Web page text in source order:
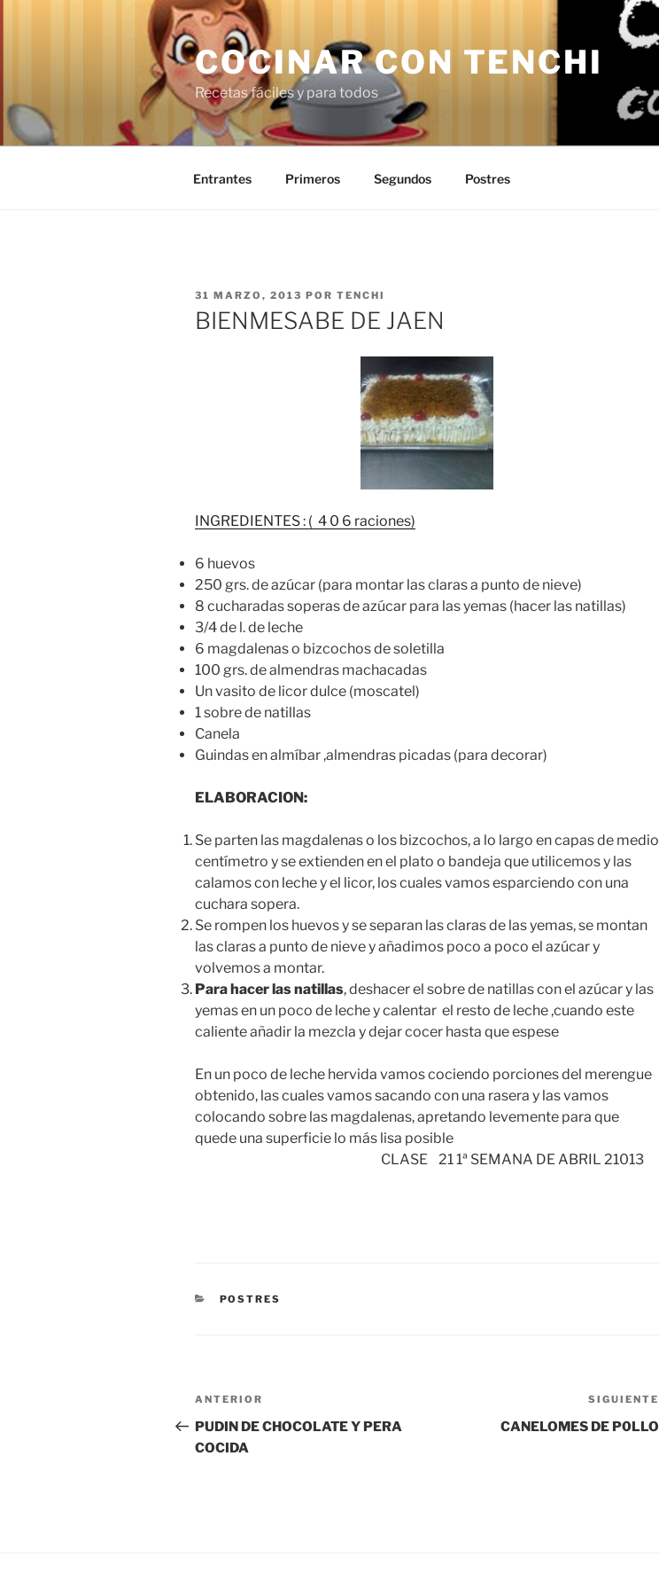
COCINAR CON TENCHI
Recetas fáciles y para todos
Entrantes Primeros Segundos Postres
PUBLICADO
EL
31 MARZO, 2013 POR TENCHI
BIENMESABE DE JAEN
INGREDIENTES : ( 4 0 6 raciones)
6 huevos
250 grs. de azúcar (para montar las claras a punto de nieve)
8 cucharadas soperas de azúcar para las yemas (hacer las natillas)
3/4 de l. de leche
6 magdalenas o bizcochos de soletilla
100 grs. de almendras machacadas
Un vasito de licor dulce (moscatel)
1 sobre de natillas
Canela
Guindas en almíbar ,almendras picadas (para decorar)
ELABORACION:
Se parten las magdalenas o los bizcochos, a lo largo en capas de medio
centímetro y se extienden en el plato o bandeja que utilicemos y las
calamos con leche y el licor, los cuales vamos esparciendo con una
cuchara sopera.
Se rompen los huevos y se separan las claras de las yemas, se montan
las claras a punto de nieve y añadimos poco a poco el azúcar y
volvemos a montar.
Para hacer las natillas, deshacer el sobre de natillas con el azúcar y las
yemas en un poco de leche y calentar el resto de leche ,cuando este
caliente añadir la mezcla y dejar cocer hasta que espese
En un poco de leche hervida vamos cociendo porciones del merengue
obtenido, las cuales vamos sacando con una rasera y las vamos
colocando sobre las magdalenas, apretando levemente para que
quede una superficie lo más lisa posible
CLASE 21 1ª SEMANA DE ABRIL 21013
CATEGORÍAS
POSTRES
Navegación
de
entradas
Entrada
anterior:
ANTERIOR
PUDIN DE CHOCOLATE Y PERA
COCIDA
SIGUIENTE
CANELOMES DE P0LLO